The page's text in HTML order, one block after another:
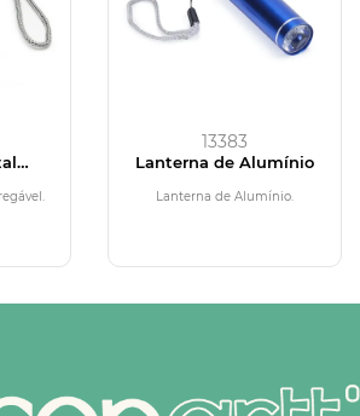
13383
Lanterna de Alumínio
Lanterna de Alumínio.